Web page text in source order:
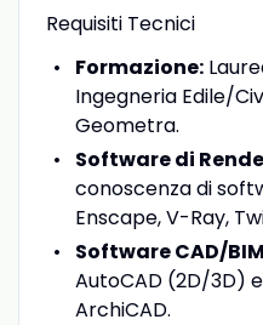
Requisiti Tecnici
Formazione:
Ingegneria Edile/
Geometra.
Software di
conoscenza di
Enscape, V-Ray,
Software CAD/
AutoCAD (2D/3D)
ArchiCAD.